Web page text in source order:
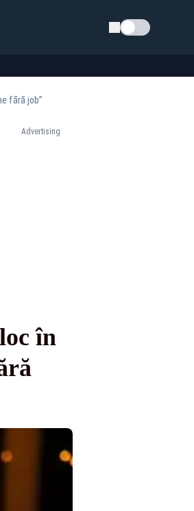
Schimba tema
fără job”
Advertising
în